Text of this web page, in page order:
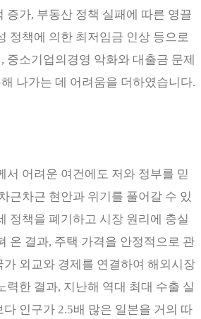
증가, 부동산 정책 실패에 따른 영끌
정책에 의한 최저임금 인상 등으로
, 중소기업의경영 악화와 대출금 문제
나가는 데 어려움을 더하였습니다.
서 어려운 여건에도 저와 정부를 믿
근차근 현안과 위기를 풀어갈 수 있
정책을 폐기하고 시장 원리에 충실
온 결과, 주택 가격을 안정적으로 관
외교와 경제를 연결하여 해외시장
력한 결과, 지난해 역대 최대 수출 실
다 인구가 2.5배 많은 일본을 거의 따